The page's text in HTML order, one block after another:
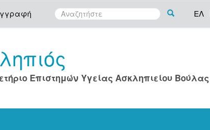
ΕΛ
Επιστημών Υγείας Ασκληπιείου Βούλας